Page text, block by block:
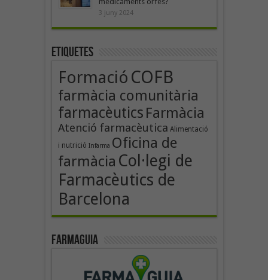
3 juny 2024
Etiquetes
Formació COFB
farmàcia comunitària
farmacèutics Farmàcia
Atenció farmacèutica Alimentació
i nutrició Infarma Oficina de
farmàcia Col·legi de
Farmacèutics de
Barcelona
Farmaguia